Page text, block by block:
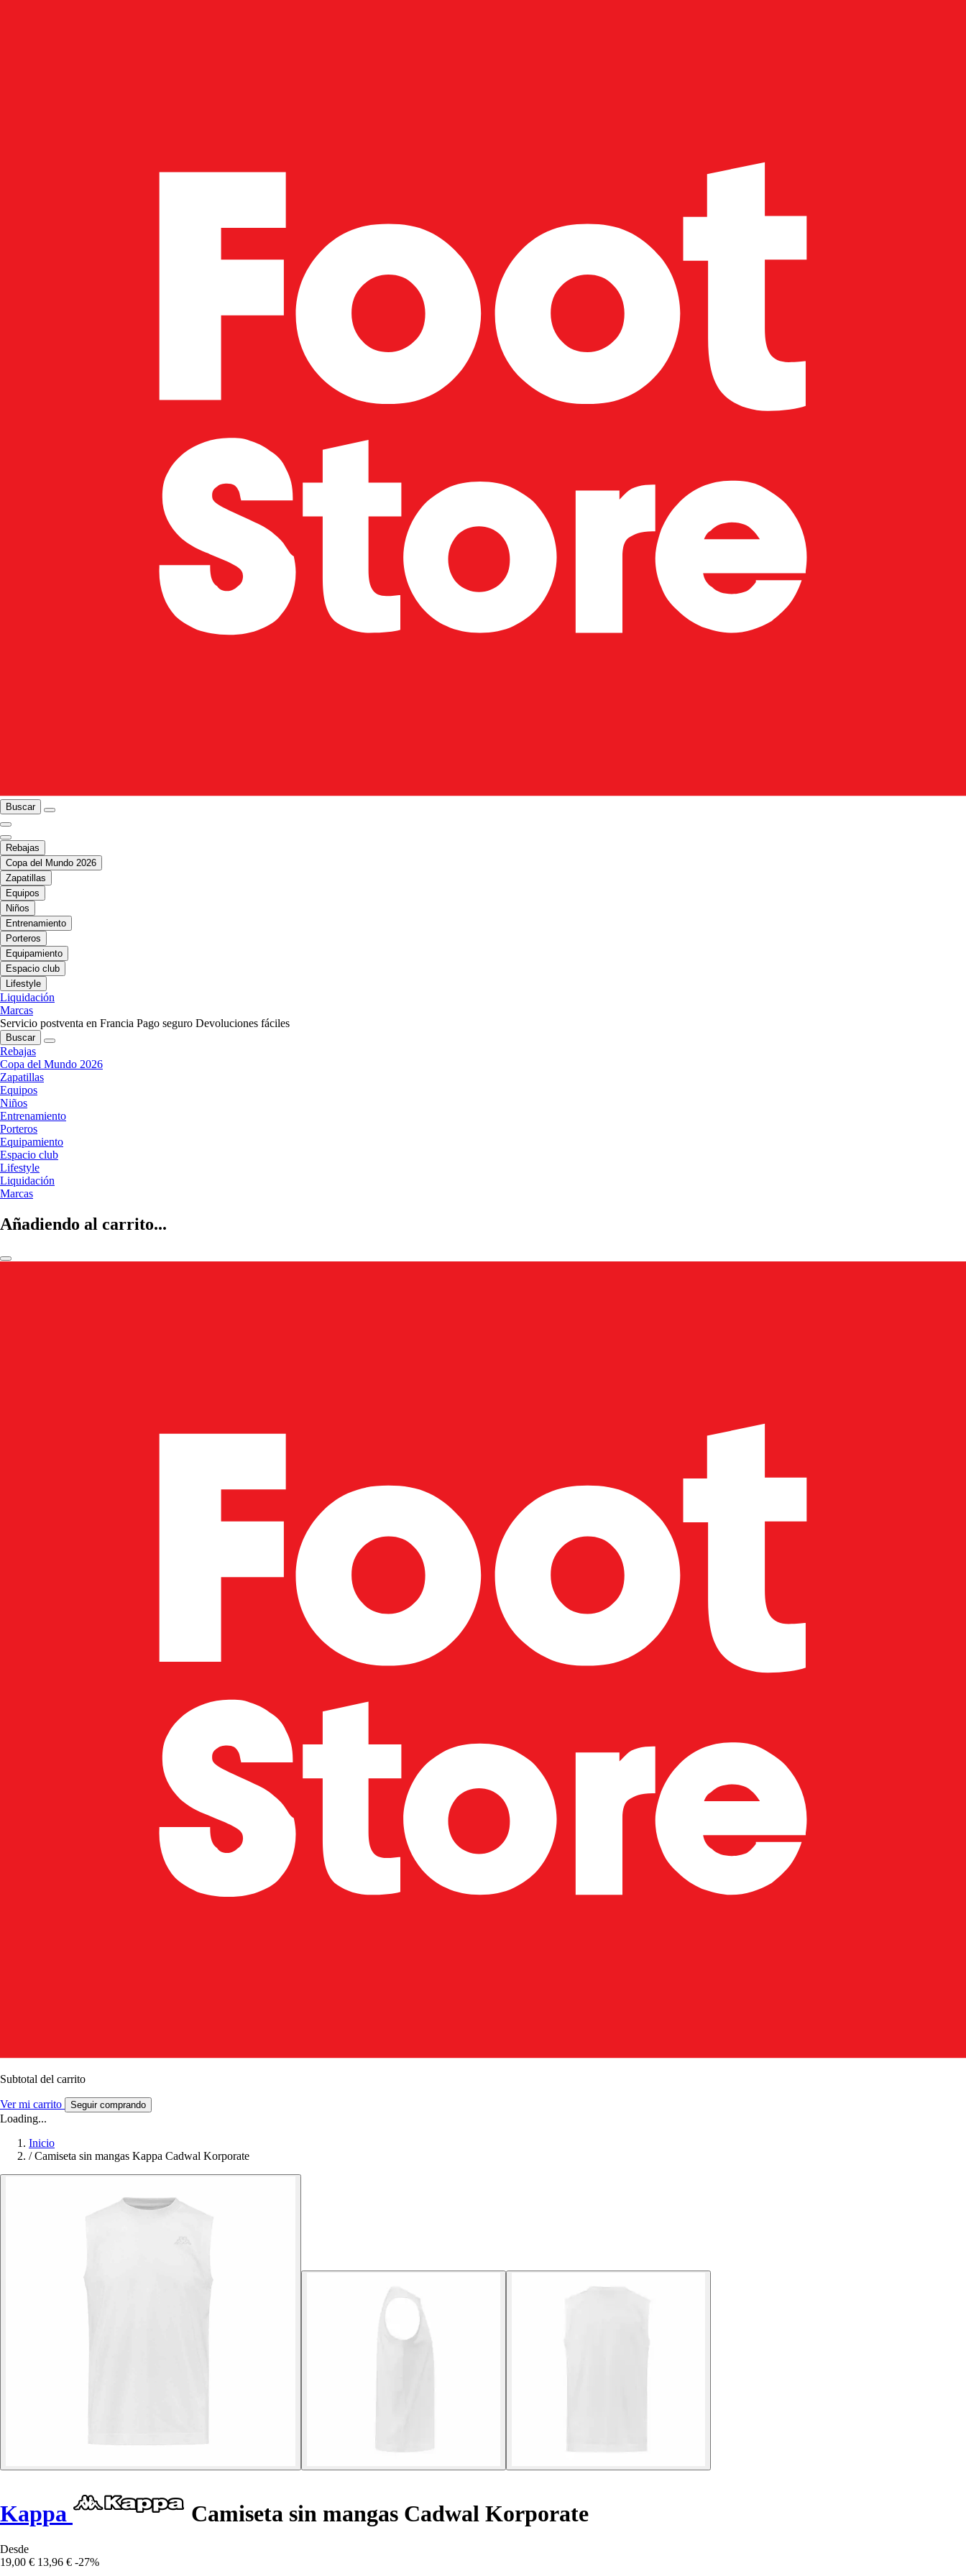
Buscar
Rebajas
Copa del Mundo 2026
Zapatillas
Equipos
Niños
Entrenamiento
Porteros
Equipamiento
Espacio club
Lifestyle
Liquidación
Marcas
Servicio postventa en Francia Pago seguro Devoluciones fáciles
Buscar
Rebajas
Copa del Mundo 2026
Zapatillas
Equipos
Niños
Entrenamiento
Porteros
Equipamiento
Espacio club
Lifestyle
Liquidación
Marcas
Añadiendo al carrito...
Subtotal del carrito
Ver mi carrito Seguir comprando
Loading...
Inicio
/ Camiseta sin mangas Kappa Cadwal Korporate
Kappa Camiseta sin mangas Cadwal Korporate
Desde
19,00 € 13,96 € -27%